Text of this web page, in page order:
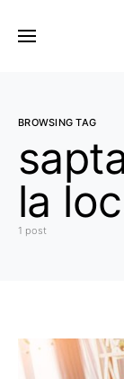
BROWSING TAG
la
1 post